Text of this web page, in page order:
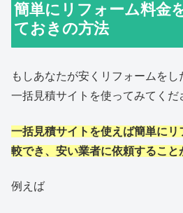
簡単にリフォーム料金
ておきの方法
もしあなたが安くリフォームをし
一括見積サイトを使ってみてくだ
一括見積サイトを使えば簡単に
較でき、安い業者に依頼すること
例えば